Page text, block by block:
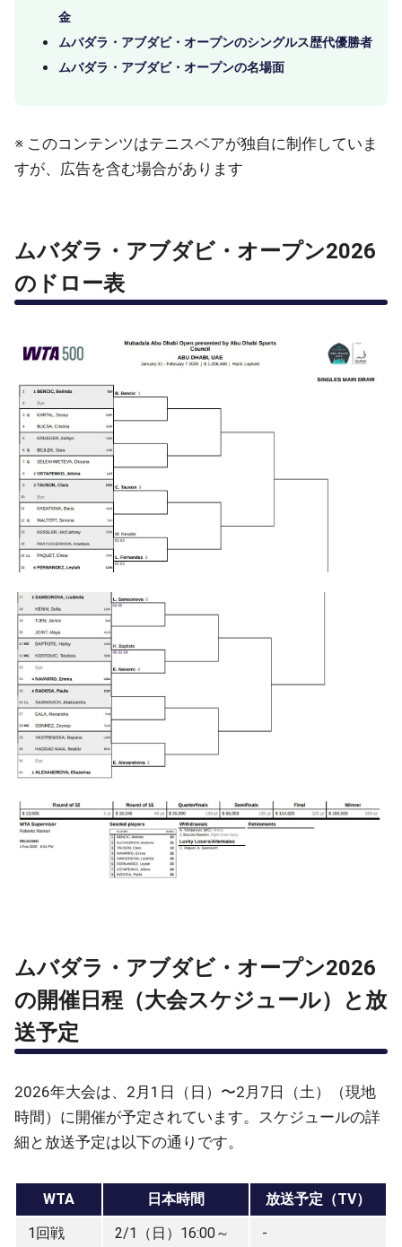
金
ムバダラ・アブダビ・オープンのシングルス歴代優勝者
ムバダラ・アブダビ・オープンの名場面
※ このコンテンツはテニスベアが独自に制作していま
すが、広告を含む場合があります
ムバダラ・アブダビ・オープン2026
のドロー表
ムバダラ・アブダビ・オープン2026
の開催日程（大会スケジュール）と放
送予定
2026年大会は、2月1日（日）〜2月7日（土）（現地
時間）に開催が予定されています。スケジュールの詳
細と放送予定は以下の通りです。
WTA 日本時間
放送予定（TV）
1回戦
2/1（日）16:00～ -